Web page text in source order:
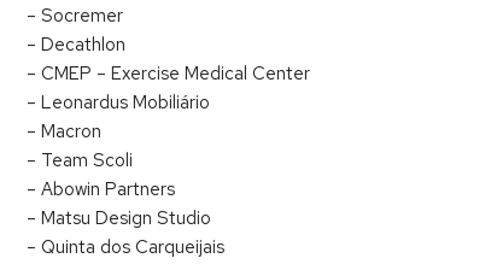
– Socremer
– Decathlon
– CMEP – Exercise Medical Center
– Leonardus Mobiliário
– Macron
– Team Scoli
– Abowin Partners
– Matsu Design Studio
– Quinta dos Carqueijais